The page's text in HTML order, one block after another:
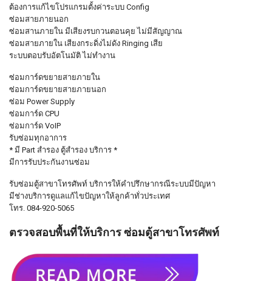
ต้องการแก้ไขโปรแกรมตั้งค่าระบบ Config
ซ่อมสายภายนอก
ซ่อมสานภายใน มีเสียงรบกวนตอนคุย ไม่มีสัญญาณ
ซ่อมสายภายใน เสียงกระดิ่งไม่ดัง Ringing เสีย
ระบบตอบรับอัตโนมัติ ไม่ทำงาน
ซ่อมการ์ดขยายสายภายใน
ซ่อมการ์ดขยายสายภายนอก
ซ่อม Power Supply
ซ่อมการ์ด CPU
ซ่อมการ์ด VoIP
รับซ่อมทุกอาการ
* มี Part สำรอง ตู้สำรอง บริการ *
มีการรับประกันงานซ่อม
รับซ่อมตู้สาขาโทรศัพท์ บริการให้คำปรึกษากรณีระบบมีปัญหา
มีช่างบริการดูแลแก้ไขปัญหาให้ลูกค้าทั่วประเทศ
โทร. 084-920-5065
ตรวจสอบพื้นที่ให้บริการ ซ่อมตู้สาขาโทรศัพท์